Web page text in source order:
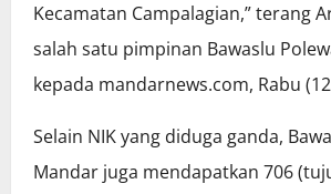
Kecamatan Campalagian,” terang
salah satu pimpinan Bawaslu
kepada mandarnews.com, Rabu
Selain NIK yang diduga ganda,
Mandar juga mendapatkan 706